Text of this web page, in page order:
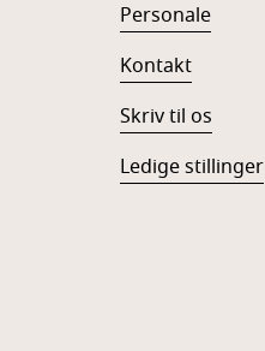
Personale
Kontakt
Skriv til os
Ledige stillinger